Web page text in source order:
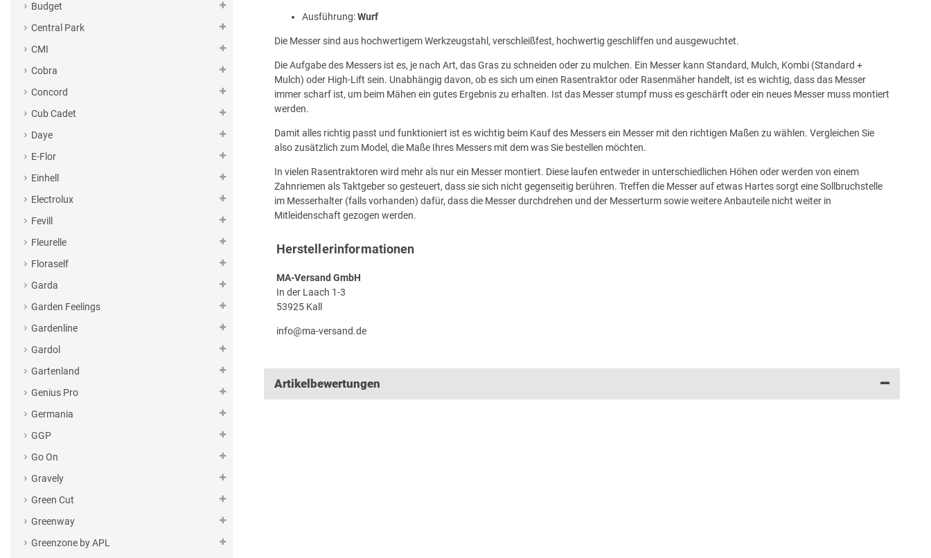
Budget
Central Park
CMI
Cobra
Concord
Cub Cadet
Daye
E-Flor
Einhell
Electrolux
Fevill
Fleurelle
Floraself
Garda
Garden Feelings
Gardenline
Gardol
Gartenland
Genius Pro
Germania
GGP
Go On
Gravely
Green Cut
Greenway
Greenzone by APL
Ausführung:Wurf
Die Messer sind aus hochwertigem Werkzeugstahl, verschleißfest, hochwertig geschliffen und ausgewuchtet.
Die Aufgabe des Messers ist es, je nach Art, das Gras zu schneiden oder zu mulchen. Ein Messer kann Standard, Mulch, Kombi (Standard +
Mulch) oder High-Lift sein. Unabhängig davon, ob es sich um einen Rasentraktor oder Rasenmäher handelt, ist es wichtig, dass das Messer
immer scharf ist, um beim Mähen ein gutes Ergebnis zu erhalten. Ist das Messer stumpf muss es geschärft oder ein neues Messer muss montiert
werden.
Damit alles richtig passt und funktioniert ist es wichtig beim Kauf des Messers ein Messer mit den richtigen Maßen zu wählen. Vergleichen Sie
also zusätzlich zum Model, die Maße Ihres Messers mit dem was Sie bestellen möchten.
In vielen Rasentraktoren wird mehr als nur ein Messer montiert. Diese laufen entweder in unterschiedlichen Höhen oder werden von einem
Zahnriemen als Taktgeber so gesteuert, dass sie sich nicht gegenseitig berühren. Treffen die Messer auf etwas Hartes sorgt eine Sollbruchstelle
im Messerhalter (falls vorhanden) dafür, dass die Messer durchdrehen und der Messerturm sowie weitere Anbauteile nicht weiter in
Mitleidenschaft gezogen werden.
Herstellerinformationen
MA-Versand GmbH
In der Laach 1-3
53925 Kall
info@ma-versand.de
Artikelbewertungen